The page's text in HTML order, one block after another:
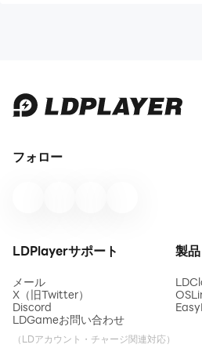
フォロー
LDPlayerサポート
メール
X（旧Twitter）
Discord
LDGameお問い合わせ
（LDアカウント・チャージ関連対応）
製品